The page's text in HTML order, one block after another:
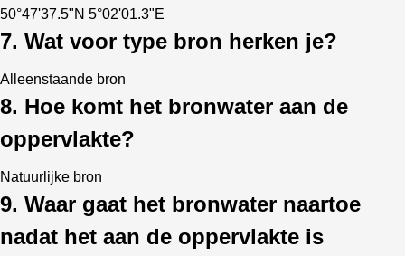
50°47'37.5"N 5°02'01.3"E
7. Wat voor type bron herken je?
Alleenstaande bron
8. Hoe komt het bronwater aan de
oppervlakte?
Natuurlijke bron
9. Waar gaat het bronwater naartoe
nadat het aan de oppervlakte is